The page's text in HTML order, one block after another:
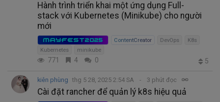
Hành trình triển khai một ứng dụng Full-
stack với Kubernetes (Minikube) cho người
mới
MAYFEST2025 ContentCreator DevOps
K8s
Kubernetes
minikube
771 4 0 5
kiên phùng thg 5 28, 2025 2:54 SA 3 phút đọc
Cài đặt rancher để quản lý k8s hiệu quả